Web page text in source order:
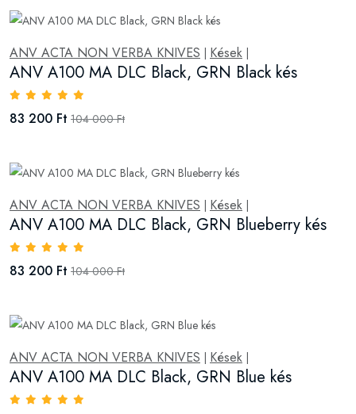
ANV ACTA NON VERBA KNIVES Kések
ANV A100 MA DLC Black, GRN Black kés
83 200 Ft 104 000 Ft
ANV ACTA NON VERBA KNIVES Kések
ANV A100 MA DLC Black, GRN Blueberry kés
83 200 Ft 104 000 Ft
ANV ACTA NON VERBA KNIVES | Kések |
ANV A100 MA DLC Black, GRN Blue kés